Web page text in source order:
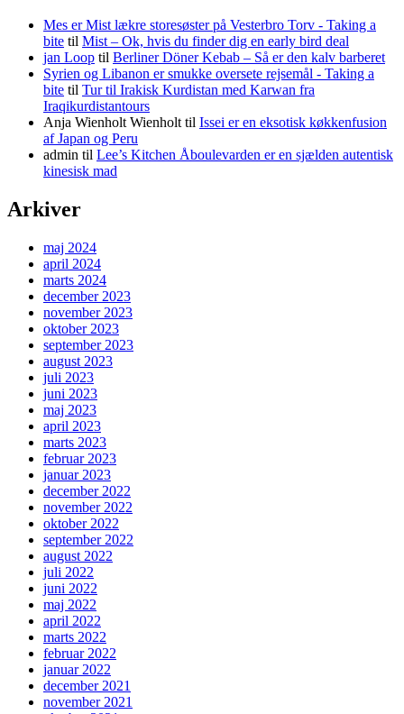
Mes er Mist lækre storesøster på Vesterbro Torv - Taking a
bite til Mist – Ok, hvis du finder dig en early bird deal
jan Loop til Berliner Döner Kebab – Så er den kalv barberet
Syrien og Libanon er smukke oversete rejsemål - Taking a
bite til Tur til Irakisk Kurdistan med Karwan fra
Iraqikurdistantours
Anja Wienholt Wienholt til Issei er en eksotisk køkkenfusion
af Japan og Peru
admin til Lee’s Kitchen Åboulevarden er en sjælden autentisk
kinesisk mad
Arkiver
maj 2024
april 2024
marts 2024
december 2023
november 2023
oktober 2023
september 2023
august 2023
juli 2023
juni 2023
maj 2023
april 2023
marts 2023
februar 2023
januar 2023
december 2022
november 2022
oktober 2022
september 2022
august 2022
juli 2022
juni 2022
maj 2022
april 2022
marts 2022
februar 2022
januar 2022
december 2021
november 2021